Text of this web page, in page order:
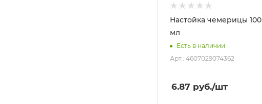
Настойка чемерицы 100
мл
Есть в наличии
Арт.: 4607029074362
6.87 руб./шт